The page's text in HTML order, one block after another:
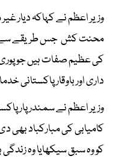
وزیر اعظم نے کہاکہ دیار غیر
محنت کش جس طریقے سے
کی عظیم صفات ہیں جو
داری اور باوقار پاکستانی
کامیابی کی مبارکباد بھی
کو وہ سبق سیکھایا وہ زندگی